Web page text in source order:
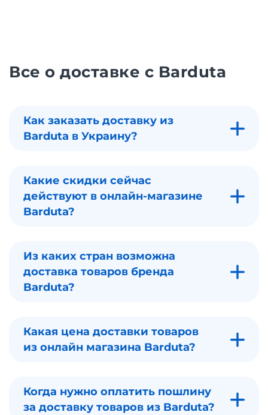
Все о доставке с Barduta
Как заказать доставку из
Barduta в Украину?
Какие скидки сейчас
действуют в онлайн-магазине
Barduta?
Из каких стран возможна
доставка товаров бренда
Barduta?
Какая цена доставки товаров
из онлайн магазина Barduta?
Когда нужно оплатить пошлину
за доставку товаров из Barduta?